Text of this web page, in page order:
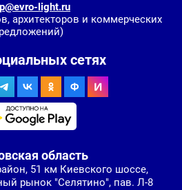
light.ru
архитекторов и коммерческих
сетях
область
51 км Киевского шоссе,
рынок "Селятино", пав. Л-8